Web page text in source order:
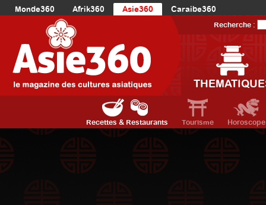
Monde360 Afrik360 Asie360
Caraibe360
Europe360
AmériqueDuNord360
Océanie360
Recherche :
Recettes & Restaurants Tourisme Horoscope